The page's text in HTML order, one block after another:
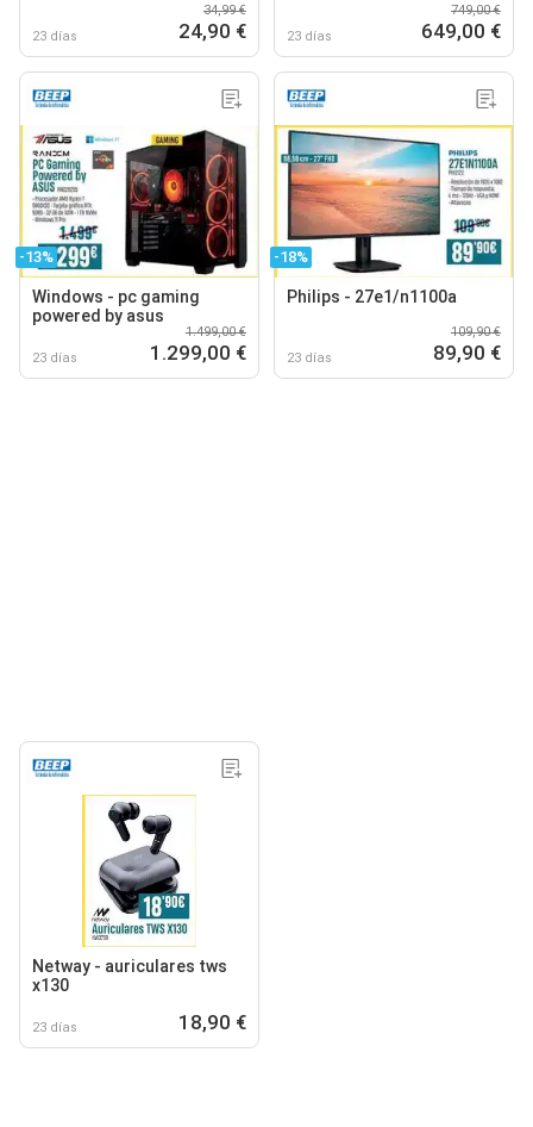
23 días
34,99 €
24,90 € 23 días
749,00 €
649,00 €
-13%
Windows - pc gaming
powered by asus
23 días
1.499,00 €
1.299,00 €
-18%
Philips - 27e1/n1100a
23 días
109,90 €
89,90 €
Netway - auriculares tws
x130
23 días 18,90 €